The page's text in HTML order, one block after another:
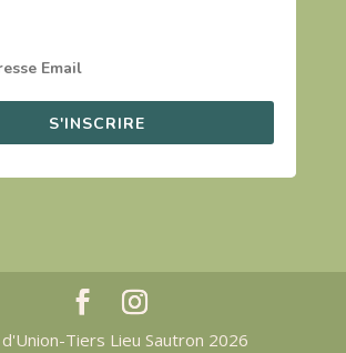
S'INSCRIRE
Tiers Lieu Sautron 2026